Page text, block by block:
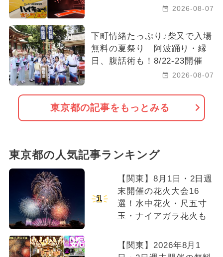
2026-08-07
下町情緒たっぷり♪柴又で入場
無料の夏祭り 阿波踊り・縁
日、腹話術も！8/22-23開催
2026-08-07
東京都の記事をもっとみる
東京都の人気記事ランキング
1
【関東】8月1日・2日週
末開催の花火大会16
選！水中花火・尺五寸
玉・ナイアガラ花火も
【関東】2026年8月1